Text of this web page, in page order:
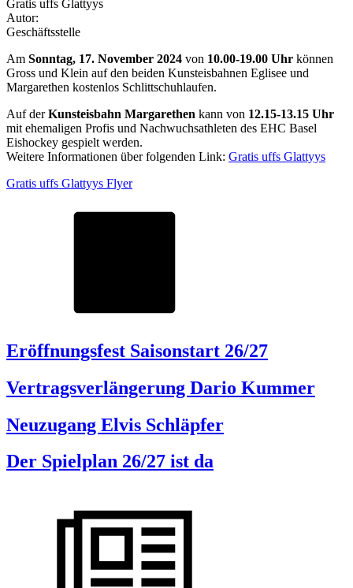
Gratis uffs Glattyys
Autor:
Geschäftsstelle
Am Sonntag, 17. November 2024 von 10.00-19.00 Uhr können
Gross und Klein auf den beiden Kunsteisbahnen Eglisee und
Margarethen kostenlos Schlittschuhlaufen.
Auf derKunsteisbahn Margarethen kann von 12.15-13.15 Uhr
mit ehemaligen Profis und Nachwuchsathleten des EHC Basel
Eishockey gespielt werden.
Weitere Informationen über folgenden Link: Gratis uffs Glattyys
Gratis uffs Glattyys Flyer
Eröffnungsfest Saisonstart 26/27
Vertragsverlängerung Dario Kummer
Neuzugang Elvis Schläpfer
Der Spielplan 26/27 ist da